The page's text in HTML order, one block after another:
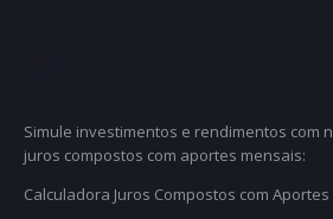
Simule investimentos e rendimentos com
juros compostos com aportes mensais:
Calculadora Juros Compostos com